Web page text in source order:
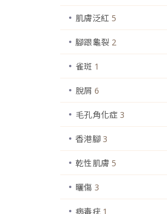
肌膚泛紅 5
腳跟龜裂 2
雀斑 1
脫屑 6
毛孔角化症 3
香港腳 3
乾性肌膚 5
曬傷 3
病毒疣 1